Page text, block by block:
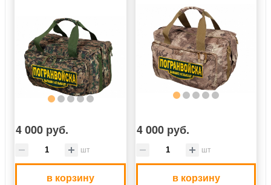
4 000 руб.
шт
в корзину
4 000 руб.
шт
в корзину